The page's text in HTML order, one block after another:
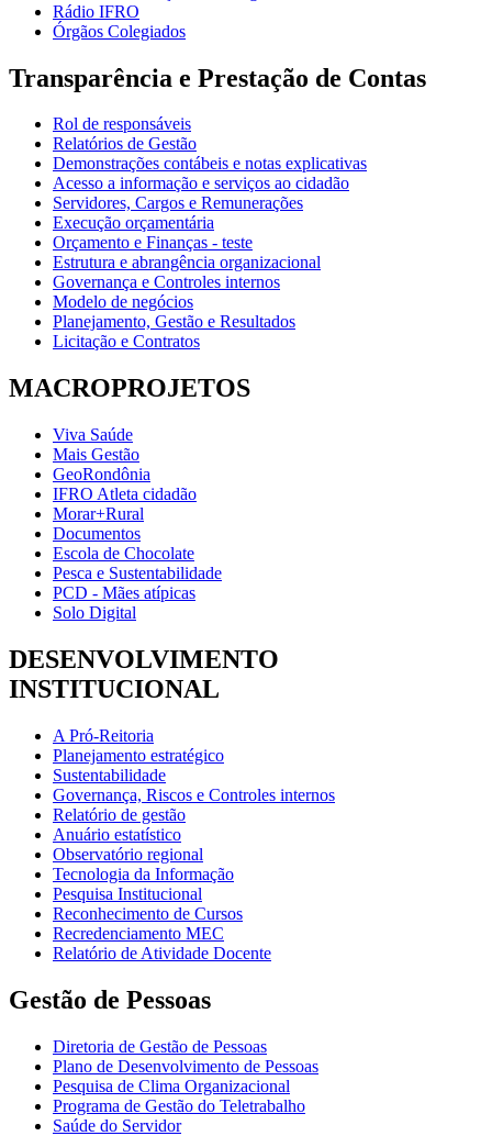
Rádio IFRO
Órgãos Colegiados
Transparência e Prestação de Contas
Rol de responsáveis
Relatórios de Gestão
Demonstrações contábeis e notas explicativas
Acesso a informação e serviços ao cidadão
Servidores, Cargos e Remunerações
Execução orçamentária
Orçamento e Finanças - teste
Estrutura e abrangência organizacional
Governança e Controles internos
Modelo de negócios
Planejamento, Gestão e Resultados
Licitação e Contratos
MACROPROJETOS
Viva Saúde
Mais Gestão
GeoRondônia
IFRO Atleta cidadão
Morar+Rural
Documentos
Escola de Chocolate
Pesca e Sustentabilidade
PCD - Mães atípicas
Solo Digital
DESENVOLVIMENTO
INSTITUCIONAL
A Pró-Reitoria
Planejamento estratégico
Sustentabilidade
Governança, Riscos e Controles internos
Relatório de gestão
Anuário estatístico
Observatório regional
Tecnologia da Informação
Pesquisa Institucional
Reconhecimento de Cursos
Recredenciamento MEC
Relatório de Atividade Docente
Gestão de Pessoas
Diretoria de Gestão de Pessoas
Plano de Desenvolvimento de Pessoas
Pesquisa de Clima Organizacional
Programa de Gestão do Teletrabalho
Saúde do Servidor